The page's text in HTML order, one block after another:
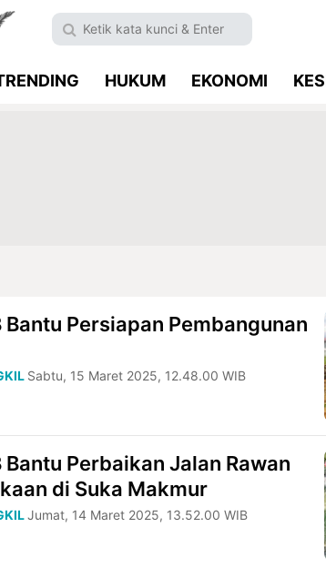
HUKUM EKONOMI
Bantu Persiapan Pembangunan
Sabtu, 15 Maret 2025, 12.48.00 WIB
Bantu Perbaikan Jalan Rawan
di Suka Makmur
Jumat, 14 Maret 2025, 13.52.00 WIB